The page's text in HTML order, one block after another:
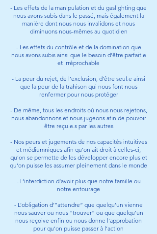
- Les effets de la manipulation et du gaslighting que
nous avons subis dans le passé, mais également la
manière dont nous nous invalidons et nous
diminuons nous-mêmes au quotidien
- Les effets du contrôle et de la domination que
nous avons subis ainsi que le besoin d’être parfait.e
et irréprochable
- La peur du rejet, de l’exclusion, d’être seul.e ainsi
que la peur de la trahison qui nous font nous
renfermer pour nous protéger
- De même, tous les endroits où nous nous rejetons,
nous abandonnons et nous jugeons afin de pouvoir
être reçu.e.s par les autres
- Nos peurs et jugements de nos capacités intuitives
et médiumniques afin qu’on ait droit à celles-ci,
qu’on se permette de les développer encore plus et
qu’on puisse les assumer pleinement dans le monde
- L’interdiction d’avoir plus que notre famille ou
notre entourage
- L’obligation d’”attendre” que quelqu’un vienne
nous sauver ou nous “trouver” ou que quelqu’un
nous reçoive enfin ou nous donne l’approbation
pour qu’on puisse passer à l’action